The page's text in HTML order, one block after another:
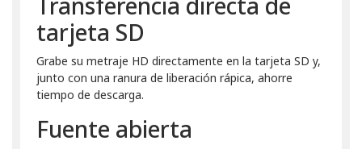
tarjeta SD
Grabe su metraje HD directamente en la tarjeta SD y,
junto con una ranura de liberación rápica, ahorre
tiempo de descarga.
Fuente abierta